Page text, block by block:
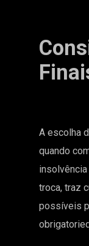
A escolha
quando
troca, traz
possíveis